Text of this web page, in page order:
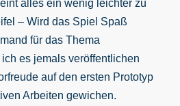
alles ein wenig leichter zu
– Wird das Spiel Spaß
für das Thema
es jemals veröffentlichen
auf den ersten Prototyp
Arbeiten gewichen.